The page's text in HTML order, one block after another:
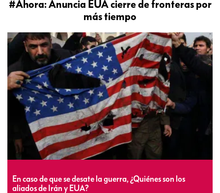
#Ahora: Anuncia EUA cierre de fronteras por
más tiempo
En caso de que se desate la guerra, ¿Quiénes son los
aliados de Irán y EUA?